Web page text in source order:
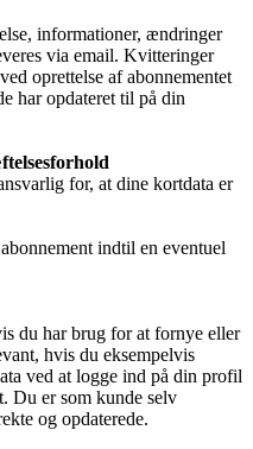
informationer, ændringer
via email. Kvitteringer
oprettelse af abonnementet
har opdateret til på din
for, at dine kortdata er
indtil en eventuel
du har brug for at fornye eller
hvis du eksempelvis
ved at logge ind på din profil
Du er som kunde selv
og opdaterede.